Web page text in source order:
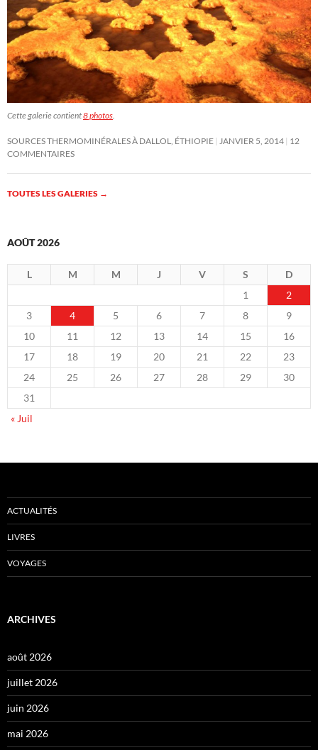
Cette galerie contient8 photos
SOURCES THERMOMINÉRALES À DALLOL, ÉTHIOPIE JANVIER 5, 2014 12
COMMENTAIRES
TOUTES LES GALERIES →
AOÛT 2026
L M M J V S
D
1
2
3
4 5 6 7 8
9
10
11 12 13 14 15
16
17
18 19 20 21 22
23
24
25 26 27 28 29
30
31
« Juil
ACTUALITÉS
LIVRES
VOYAGES
ARCHIVES
août 2026
juillet 2026
juin 2026
mai 2026